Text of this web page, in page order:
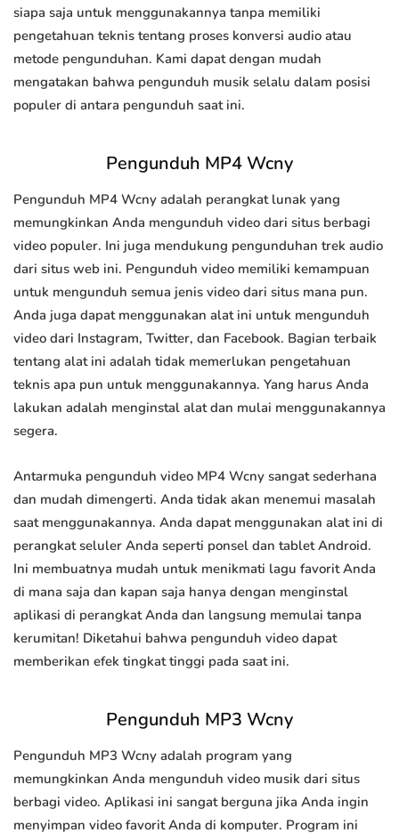
siapa saja untuk menggunakannya tanpa memiliki
pengetahuan teknis tentang proses konversi audio atau
metode pengunduhan. Kami dapat dengan mudah
mengatakan bahwa pengunduh musik selalu dalam posisi
populer di antara pengunduh saat ini.
Pengunduh MP4 Wcny
Pengunduh MP4 Wcny adalah perangkat lunak yang
memungkinkan Anda mengunduh video dari situs berbagi
video populer. Ini juga mendukung pengunduhan trek audio
dari situs web ini. Pengunduh video memiliki kemampuan
untuk mengunduh semua jenis video dari situs mana pun.
Anda juga dapat menggunakan alat ini untuk mengunduh
video dari Instagram, Twitter, dan Facebook. Bagian terbaik
tentang alat ini adalah tidak memerlukan pengetahuan
teknis apa pun untuk menggunakannya. Yang harus Anda
lakukan adalah menginstal alat dan mulai menggunakannya
segera.
Antarmuka pengunduh video MP4 Wcny sangat sederhana
dan mudah dimengerti. Anda tidak akan menemui masalah
saat menggunakannya. Anda dapat menggunakan alat ini di
perangkat seluler Anda seperti ponsel dan tablet Android.
Ini membuatnya mudah untuk menikmati lagu favorit Anda
di mana saja dan kapan saja hanya dengan menginstal
aplikasi di perangkat Anda dan langsung memulai tanpa
kerumitan! Diketahui bahwa pengunduh video dapat
memberikan efek tingkat tinggi pada saat ini.
Pengunduh MP3 Wcny
Pengunduh MP3 Wcny adalah program yang
memungkinkan Anda mengunduh video musik dari situs
berbagi video. Aplikasi ini sangat berguna jika Anda ingin
menyimpan video favorit Anda di komputer. Program ini